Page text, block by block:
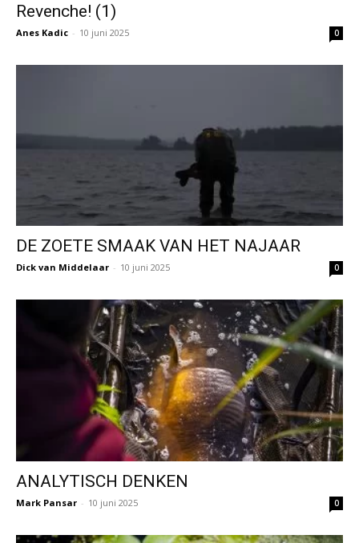
Revenche! (1)
Anes Kadic - 10 juni 2025 0
DE ZOETE SMAAK VAN HET NAJAAR
Dick van Middelaar - 10 juni 2025 0
ANALYTISCH DENKEN
Mark Pansar - 10 juni 2025 0